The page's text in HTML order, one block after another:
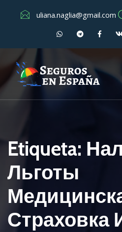
uliana.naglia@gmail.com
Etiqueta:
Льготы
Страховка